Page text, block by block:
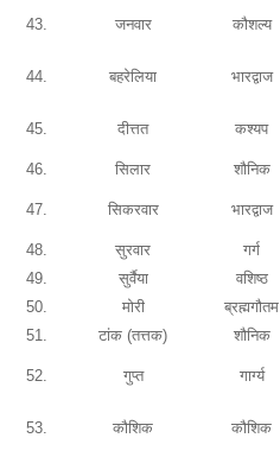
43. जनवार कौशल्य
44. बहरेलिया भारद्वाज
45. दीत्तत कश्यप
46.
सिलार शौनिक
47. सिकरवार भारद्वाज
48.
सुरवार गर्ग
49.
सुर्वैया वशिष्ठ
50.
मोरी ब्रह्मगौतम
51.
टांक (तत्तक) शौनिक
52. गुप्त गार्ग्य
53. कौशिक कौशिक